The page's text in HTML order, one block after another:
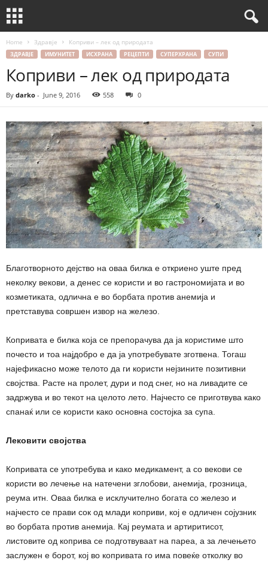
Home Здравје Коприви – лек од природата
ЗДРАВЈЕ ИМУНИТЕТ ИСХРАНА РЕЦЕПТИ СУПЕРХРАНА СУПИ
Коприви – лек од природата
By darko - June 9, 2016 558 0
Благотворното дејство на оваа билка е откриено уште пред
неколку векови, а денес се користи и во гастрономијата и во
козметиката, одлична е во борбата против анемија и
претставува совршен извор на железо.
Копривата е билка која се препорачува да ја користиме што
почесто и тоа најдобро е да ја употребувате зготвена. Тогаш
најефикасно може телото да ги користи нејзините позитивни
својства. Расте на пролет, дури и под снег, но на ливадите се
задржува и во текот на целото лето. Најчесто се приготвува како
спанаќ или се користи како основна состојка за супа.
Лековити својства
Копривата се употребува и како медикамент, а со векови се
користи во лечење на натечени зглобови, анемија, грозница,
реума итн. Оваа билка е исклучително богата со железо и
најчесто се прави сок од млади коприви, кој е одличен сојузник
во борбата против анемија. Кај реумата и артиритисот,
листовите од коприва се подготвуваат на пареа, а за лечењето
заслужен е борот, кој во копривата го има повеќе отколку во